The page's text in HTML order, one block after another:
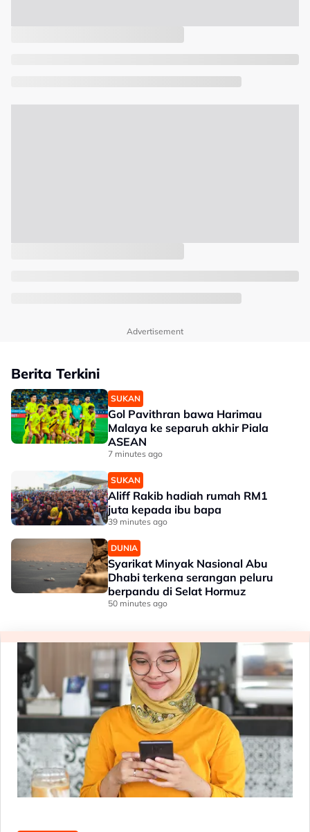
Advertisement
Berita Terkini
SUKAN
Gol Pavithran bawa Harimau
Malaya ke separuh akhir Piala
ASEAN
7 minutes ago
SUKAN
Aliff Rakib hadiah rumah RM1
juta kepada ibu bapa
39 minutes ago
DUNIA
Syarikat Minyak Nasional Abu
Dhabi terkena serangan peluru
berpandu di Selat Hormuz
50 minutes ago